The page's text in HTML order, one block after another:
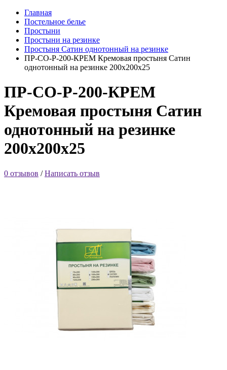
Главная
Постельное белье
Простыни
Простыни на резинке
Простыня Сатин однотонный на резинке
ПР-СО-Р-200-КРЕМ Кремовая простыня Сатин
однотонный на резинке 200х200х25
ПР-СО-Р-200-КРЕМ
Кремовая простыня Сатин
однотонный на резинке
200х200х25
0 отзывов /Написать отзыв